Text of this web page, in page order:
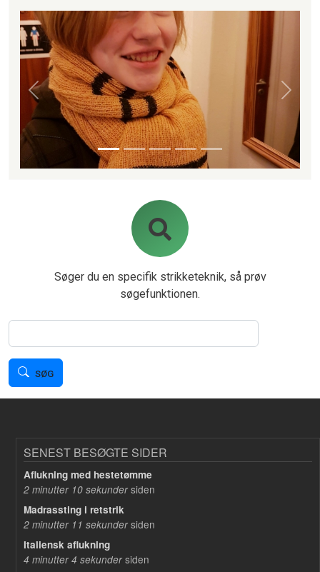
Forrige Næste
Søger du en specifik strikketeknik, så prøv
søgefunktionen.
Søg
SØG
SENEST BESØGTE SIDER
Aflukning med hestetømme
2 minutter 10 sekundersiden
Madrassting i retstrik
2 minutter 11 sekundersiden
Italiensk aflukning
4 minutter 4 sekundersiden